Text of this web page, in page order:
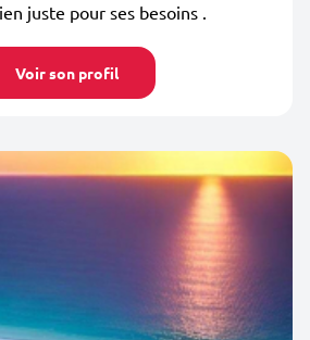
juste pour ses besoins .
Voir son profil